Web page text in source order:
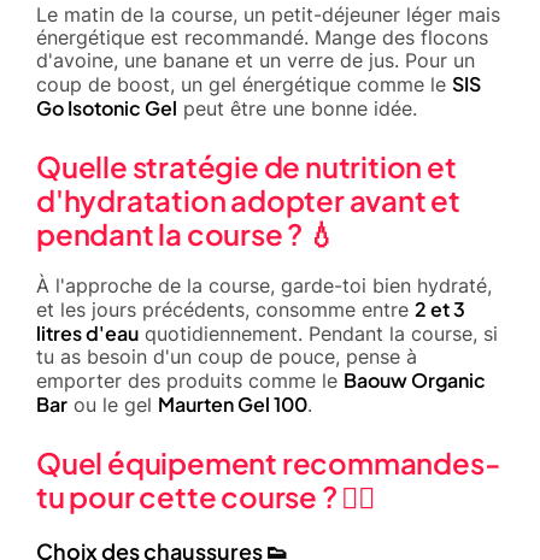
Le matin de la course, un petit-déjeuner léger mais
énergétique est recommandé. Mange des flocons
d'avoine, une banane et un verre de jus. Pour un
coup de boost, un gel énergétique comme le SIS
Go Isotonic Gel peut être une bonne idée.
Quelle stratégie de nutrition et
d'hydratation adopter avant et
pendant la course ? 💧
À l'approche de la course, garde-toi bien hydraté,
et les jours précédents, consomme entre 2 et 3
litres d'eau quotidiennement. Pendant la course, si
tu as besoin d'un coup de pouce, pense à
emporter des produits comme le Baouw Organic
Bar ou le gel Maurten Gel 100.
Quel équipement recommandes-
tu pour cette course ? 🏃‍♂️
Choix des chaussures 👟